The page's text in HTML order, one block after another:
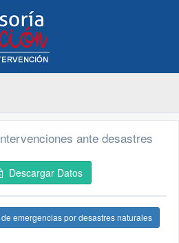
ante desastres
Descargar Datos
emergencias por desastres naturales